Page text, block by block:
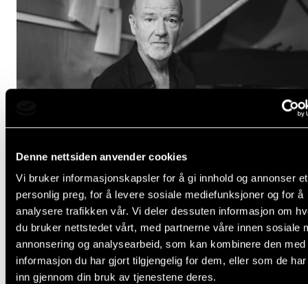
Denne nettsiden anvender cookies
Vi bruker informasjonskapsler for å gi innhold og annonser et
personlig preg, for å levere sosiale mediefunksjoner og for å
analysere trafikken vår. Vi deler dessuten informasjon om
du bruker nettstedet vårt, med partnerne våre innen sosiale
annonsering og analysearbeid, som kan kombinere den med
informasjon du har gjort tilgjengelig for dem, eller som de
inn gjennom din bruk av tjenestene deres.
Arrangementer
Nyheter for studenter
Kontaktpunkt
Studentutvalet SUT
Biblioteket
Organisasjon
Om Spotify og oss
26. aug. 2025